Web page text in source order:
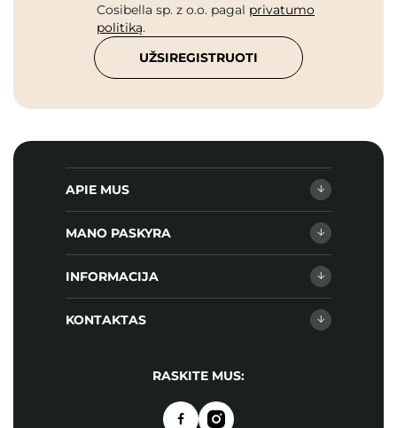
Cosibella sp. z o.o. pagal privatumo
politiką.
UŽSIREGISTRUOTI
APIE MUS
MANO PASKYRA
INFORMACIJA
KONTAKTAS
RASKITE MUS: